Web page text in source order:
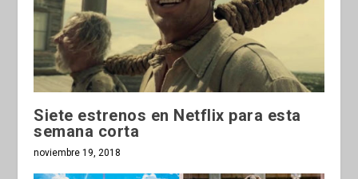
Siete estrenos en Netflix para esta
semana corta
noviembre 19, 2018